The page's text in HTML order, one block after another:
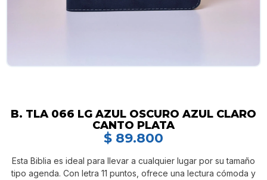
B. TLA 066 LG AZUL OSCURO AZUL CLARO
CANTO PLATA
$ 89.800
Esta Biblia es ideal para llevar a cualquier lugar por su tamaño
tipo agenda. Con letra 11 puntos, ofrece una lectura cómoda y